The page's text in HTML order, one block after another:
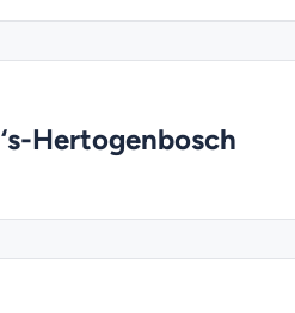
Hertogenbosch